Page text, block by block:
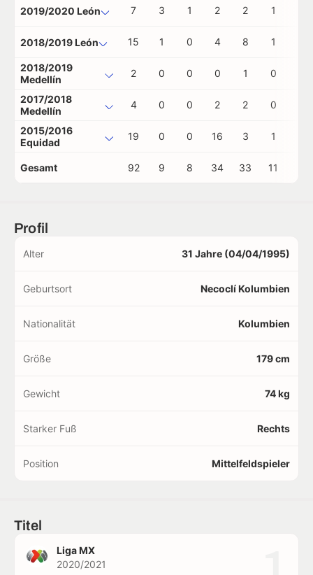
2019/2020 León 7 3 1 2 2 1
2018/2019 León 15 1 0 4 8 1
2018/2019
Medellín
2 0 0 0 1 0
2017/2018
Medellín
4 0 0 2 2 0
2015/2016
Equidad
19 0 0 16 3 1
Gesamt 92 9 8 34 33 11
Profil
Alter 31 Jahre (04/04/1995)
Geburtsort Necoclí Kolumbien
Nationalität Kolumbien
Größe 179 cm
Gewicht 74 kg
Starker Fuß Rechts
Position Mittelfeldspieler
Titel
Liga MX
2020/2021